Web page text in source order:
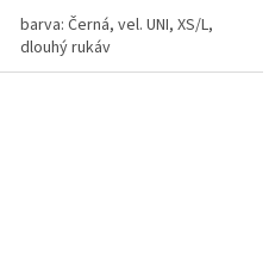
barva: Černá, vel. UNI, XS/L,
dlouhý rukáv